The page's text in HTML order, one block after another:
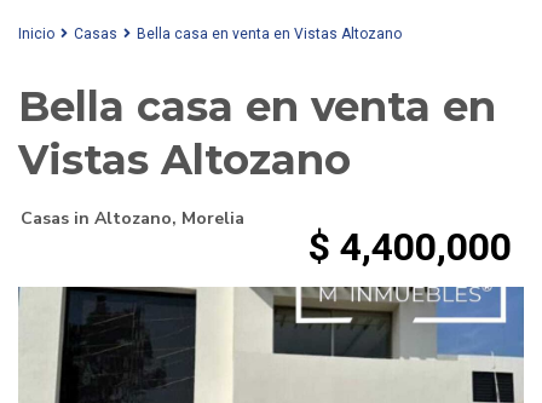
Inicio Casas Bella casa en venta en Vistas Altozano
Bella casa en venta en
Vistas Altozano
Casas in Altozano, Morelia
$ 4,400,000